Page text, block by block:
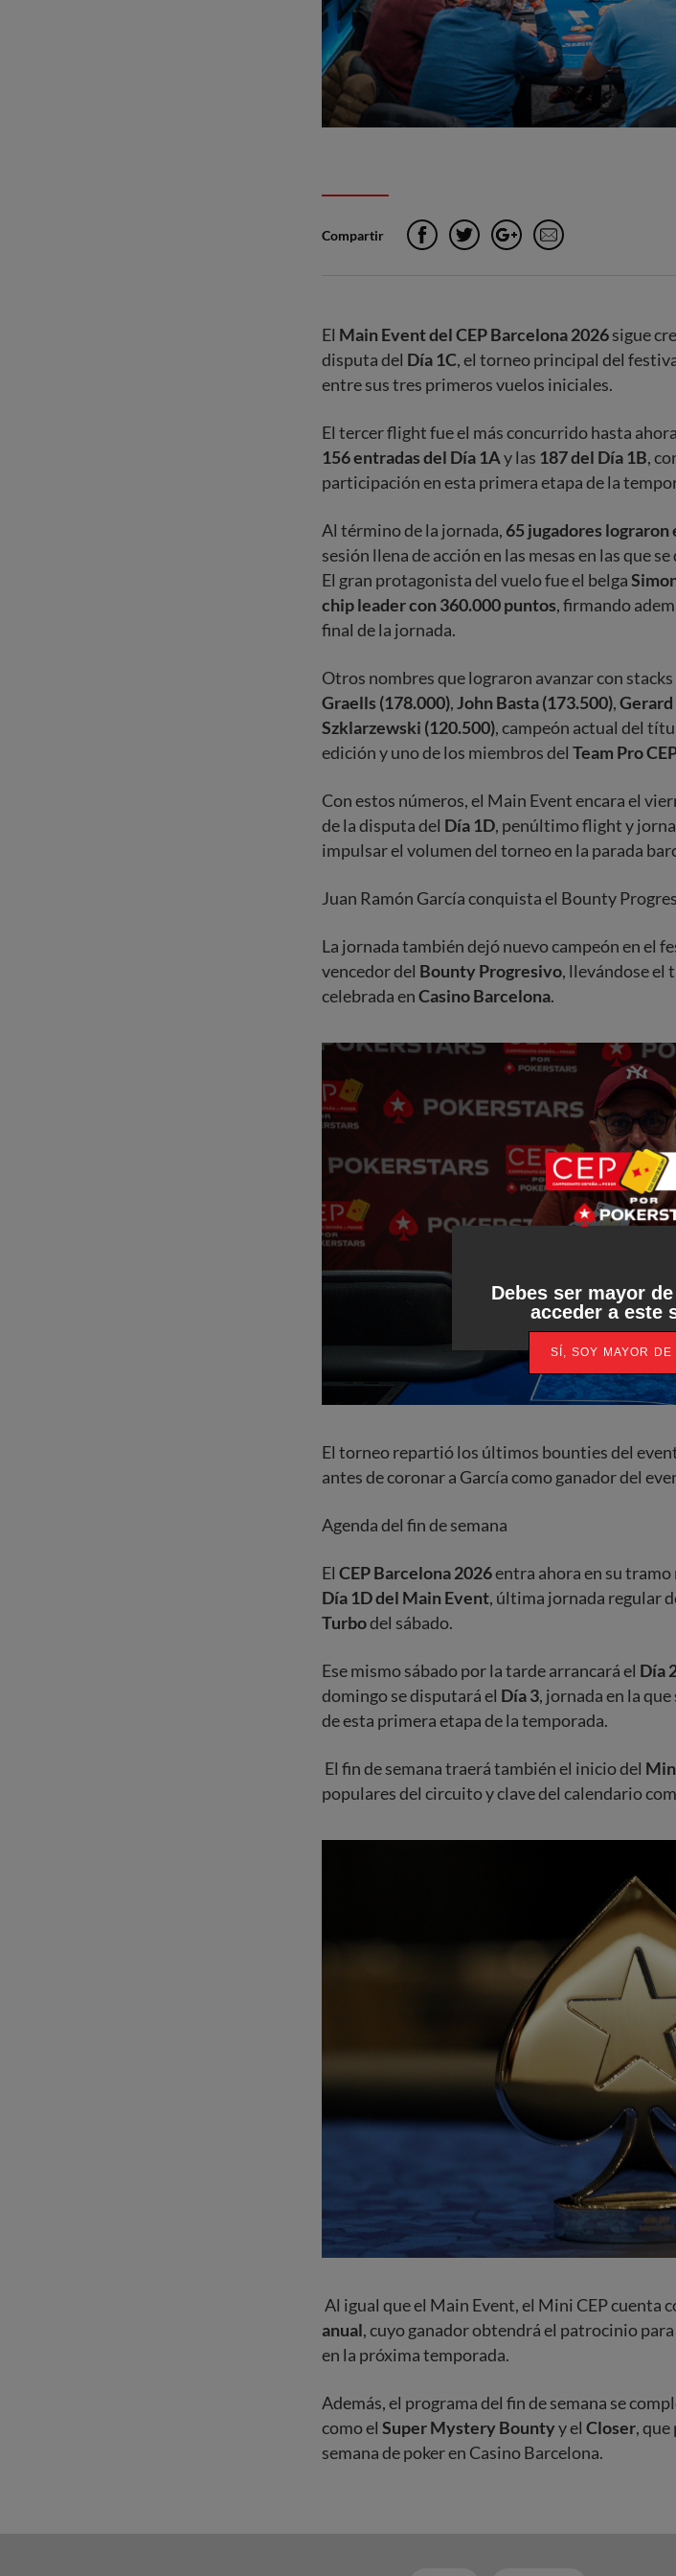
Compartir FacebookTwitterGoogle+
El Main Event del CEP Barcelona 2026sigue
disputa del Día 1C, el torneo principal del
entre sus tres primeros vuelos iniciales.
El tercer flight fue el más concurrido hasta
156 entradas del Día 1Ay las 187 del Día 1B,
participación en esta primera etapa de la
Al término de la jornada, 65 jugadores lograron
sesión llena de acción en las mesas en las que
El gran protagonista del vuelo fue el belga
chip leader con 360.000 puntos, firmando
final de la jornada.
Otros nombres que lograron avanzar con
Graells (178.000),John Basta (173.500),
Szklarzewski (120.500), campeón actual del
edición y uno de los miembros del Team Pro
Con estos números, el Main Event encara el
de la disputa del Día 1D, penúltimo flight y
impulsar el volumen del torneo en la parada
Juan Ramón García conquista el Bounty
La jornada también dejó nuevo campeón en el
vencedor del Bounty Progresivo, llevándose el
celebrada enCasino Barcelona.
El torneo repartió los últimos bounties del
antes de coronar a García como ganador del
Agenda del fin de semana
El CEP Barcelona 2026entra ahora en su tramo
Día 1D del Main Event, última jornada regular
Turbodel sábado.
Ese mismo sábado por la tarde arrancará el Día
domingo se disputará el Día 3, jornada en la
de esta primera etapa de la temporada.
El fin de semana traerá también el inicio del
populares del circuito y clave del calendario
Al igual que el Main Event, el Mini CEP cuenta
anual, cuyo ganador obtendrá el patrocinio
en la próxima temporada.
Además, el programa del fin de semana se
como el Super Mystery Bountyy el Closer,
semana de poker en Casino Barcelona.
Debes ser mayor
acceder a este
SÍ, SOY MAYOR DE